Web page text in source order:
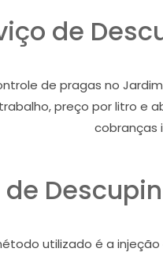
de
de pragas no
preço por litro e
cobranças
utilizado é a